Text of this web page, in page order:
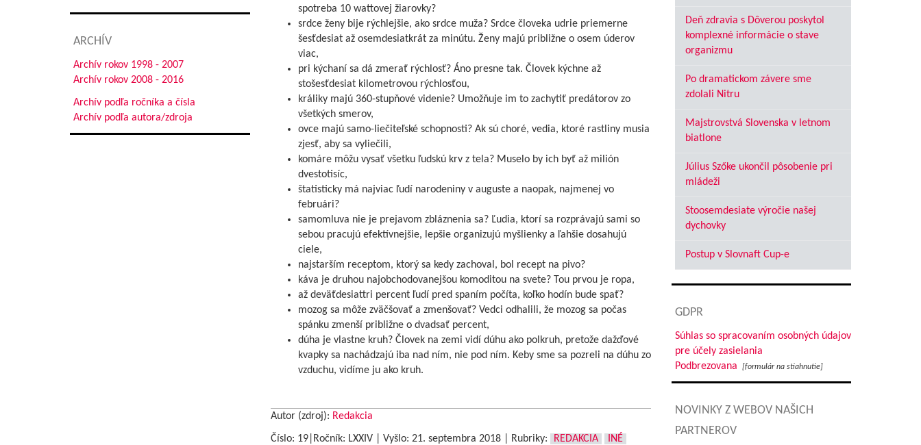
ARCHÍV
Archív rokov 1998 - 2007
Archív rokov 2008 - 2016
Archív podľa ročníka a čísla
Archív podľa autora/zdroja
spotreba 10 wattovej žiarovky?
srdce ženy bije rýchlejšie, ako srdce muža? Srdce človeka udrie priemerne
šesťdesiat až osemdesiatkrát za minútu. Ženy majú približne o osem úderov
viac,
pri kýchaní sa dá zmerať rýchlosť? Áno presne tak. Človek kýchne až
stošesťdesiat kilometrovou rýchlosťou,
králiky majú 360-stupňové videnie? Umožňuje im to zachytiť predátorov zo
všetkých smerov,
ovce majú samo-liečiteľské schopnosti? Ak sú choré, vedia, ktoré rastliny musia
zjesť, aby sa vyliečili,
komáre môžu vysať všetku ľudskú krv z tela? Muselo by ich byť až milión
dvestotisíc,
štatisticky má najviac ľudí narodeniny v auguste a naopak, najmenej vo
februári?
samomluva nie je prejavom zbláznenia sa? Ľudia, ktorí sa rozprávajú sami so
sebou pracujú efektívnejšie, lepšie organizujú myšlienky a ľahšie dosahujú
ciele,
najstarším receptom, ktorý sa kedy zachoval, bol recept na pivo?
káva je druhou najobchodovanejšou komoditou na svete? Tou prvou je ropa,
až deväťdesiattri percent ľudí pred spaním počíta, koľko hodín bude spať?
mozog sa môže zväčšovať a zmenšovať? Vedci odhalili, že mozog sa počas
spánku zmenší približne o dvadsať percent,
dúha je vlastne kruh? Človek na zemi vidí dúhu ako polkruh, pretože dažďové
kvapky sa nachádzajú iba nad ním, nie pod ním. Keby sme sa pozreli na dúhu zo
vzduchu, vidíme ju ako kruh.
Autor (zdroj): Redakcia
Číslo: 19|Ročník: LXXIV | Vyšlo: 21. septembra 2018| Rubriky: REDAKCIA INÉ
Deň zdravia s Dôverou poskytol
komplexné informácie o stave
organizmu
Po dramatickom závere sme
zdolali Nitru
Majstrovstvá Slovenska v letnom
biatlone
Július Szőke ukončil pôsobenie pri
mládeži
Stoosemdesiate výročie našej
dychovky
Postup v Slovnaft Cup-e
GDPR
Súhlas so spracovaním osobných údajov
pre účely zasielania
Podbrezovana
[formulár na stiahnutie]
NOVINKY Z WEBOV NAŠICH
PARTNEROV